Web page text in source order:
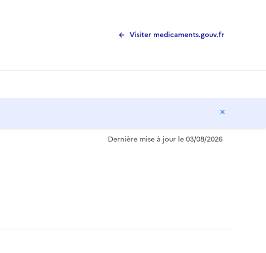
Visiter medicaments.gouv.fr
Dernière mise à jour le 03/08/2026